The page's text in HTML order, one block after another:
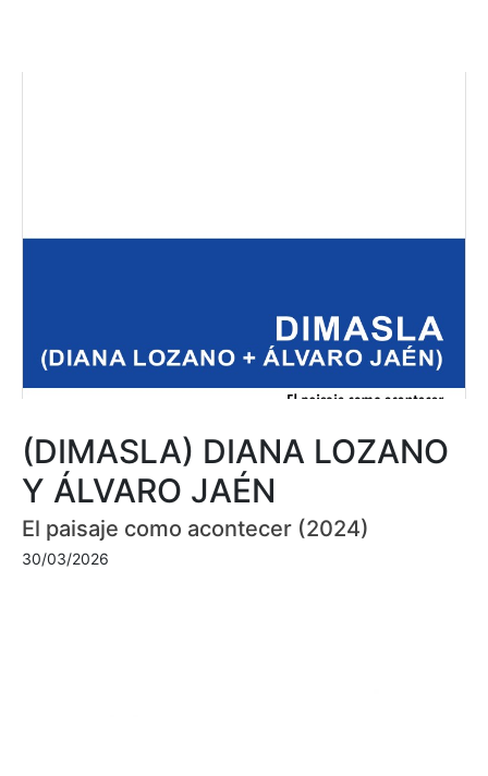
(DIMASLA) DIANA LOZANO
Y ÁLVARO JAÉN
El paisaje como acontecer (2024)
30/03/2026